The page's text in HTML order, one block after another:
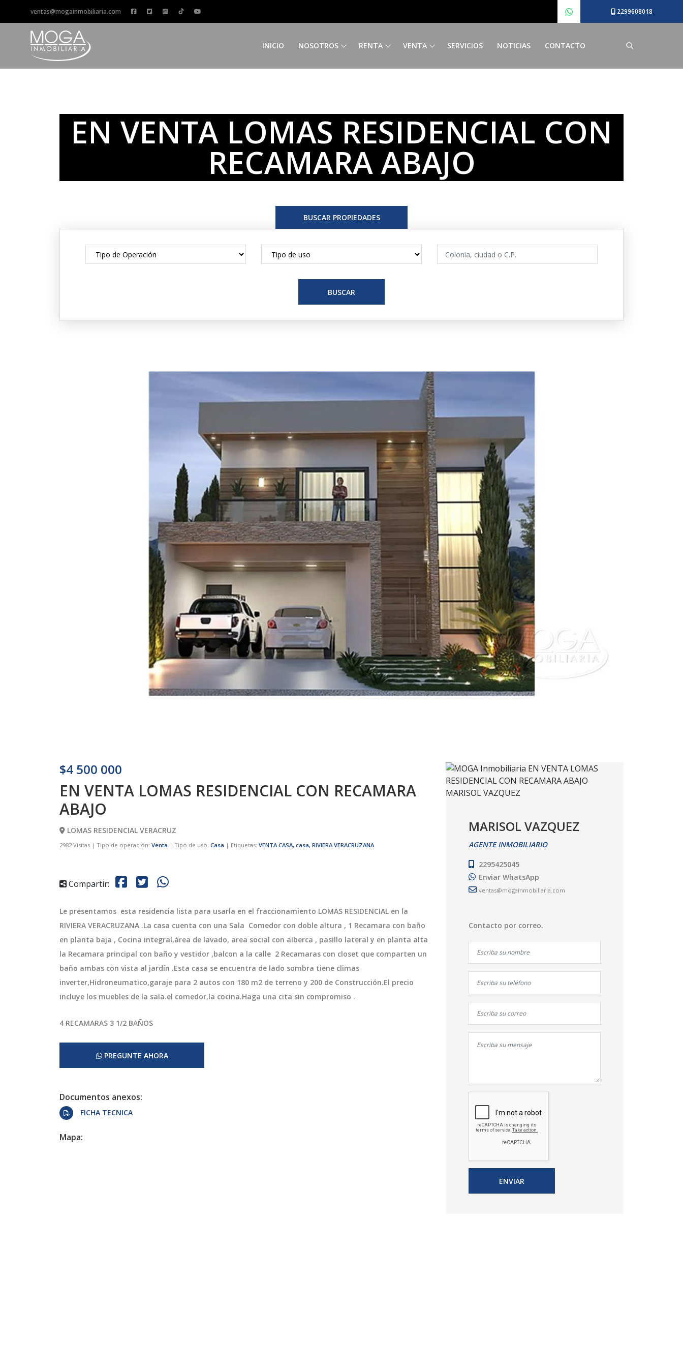
ventas@mogainmobiliaria.com 2299608018
INICIO NOSOTROS RENTA VENTA SERVICIOS NOTICIAS CONTACTO
EN VENTA LOMAS RESIDENCIAL CON
RECAMARA ABAJO
BUSCAR PROPIEDADES
BUSCAR
$4 500 000
EN VENTA LOMAS RESIDENCIAL CON RECAMARA
ABAJO
LOMAS RESIDENCIAL VERACRUZ
2982 Visitas | Tipo de operación: Venta | Tipo de uso: Casa | Etiquetas: VENTA CASA, casa, RIVIERA VERACRUZANA
Compartir:
Le presentamos esta residencia lista para usarla en el fraccionamiento LOMAS RESIDENCIAL en la
RIVIERA VERACRUZANA .La casa cuenta con una Sala Comedor con doble altura , 1 Recamara con baño
en planta baja , Cocina integral,área de lavado, area social con alberca , pasillo lateral y en planta alta
la Recamara principal con baño y vestidor ,balcon a la calle 2 Recamaras con closet que comparten un
baño ambas con vista al jardín .Esta casa se encuentra de lado sombra tiene climas
inverter,Hidroneumatico,garaje para 2 autos con 180 m2 de terreno y 200 de Construcción.El precio
incluye los muebles de la sala.el comedor,la cocina.Haga una cita sin compromiso .
4 RECAMARAS 3 1/2 BAÑOS
PREGUNTE AHORA
Documentos anexos:
FICHA TECNICA
Mapa:
MARISOL VAZQUEZ
AGENTE INMOBILIARIO
2295425045
Enviar WhatsApp
ventas@mogainmobiliaria.com
Contacto por correo.
ENVIAR